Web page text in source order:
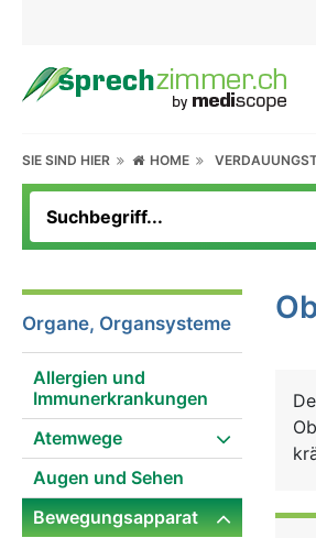
SIE SIND HIER HOME
Organe, Organsysteme
Allergien und
Immunerkrankungen
Atemwege
Augen und Sehen
Bewegungsapparat